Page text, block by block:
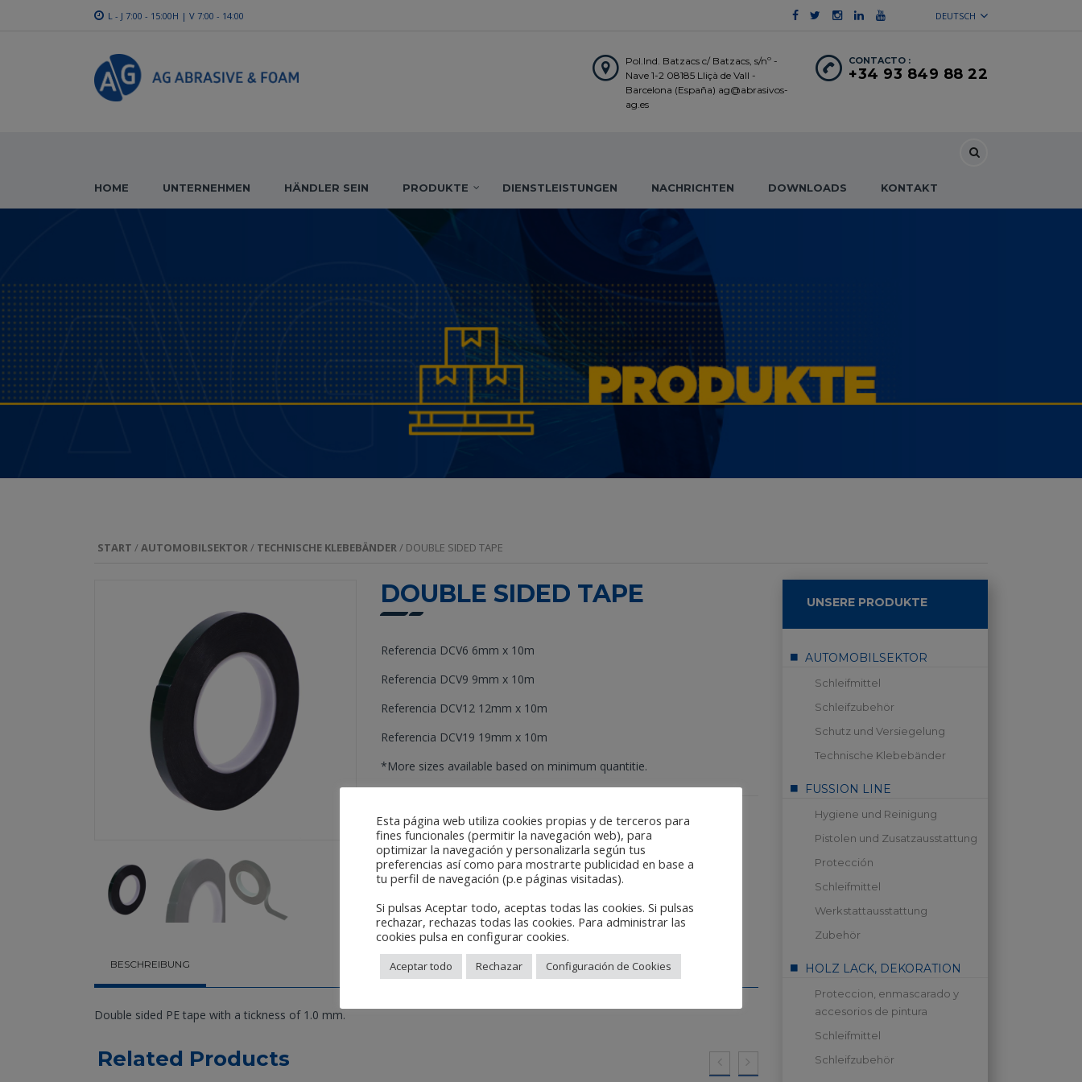
DEUTSCH
L - J 7:00 - 15:00H | V 7:00 - 14:00
CONTACTO :
+34 93 849 88 22
Pol.Ind. Batzacs c/ Batzacs, s/nº -
Nave 1-2 08185 Lliçà de Vall -
Barcelona (España) ag@abrasivos-
ag.es
HOME UNTERNEHMEN HÄNDLER SEIN PRODUKTE DIENSTLEISTUNGEN NACHRICHTEN DOWNLOADS KONTAKT
START /AUTOMOBILSEKTOR/ TECHNISCHE KLEBEBÄNDER/ DOUBLE SIDED TAPE
DOUBLE SIDED TAPE
Referencia DCV6 6mm x 10m
Referencia DCV9 9mm x 10m
Referencia DCV12 12mm x 10m
Referencia DCV19 19mm x 10m
*More sizes available based on minimum quantitie.
Kategorien: Automobilsektor , Technische Klebebänder
BESCHREIBUNG
Double sided PE tape with a tickness of 1.0 mm.
Related Products
UNSERE PRODUKTE
AUTOMOBILSEKTOR
Schleifmittel
Schleifzubehör
Schutz und Versiegelung
Technische Klebebänder
FUSSION LINE
Hygiene und Reinigung
Pistolen und Zusatzausstattung
Protección
Schleifmittel
Werkstattausstattung
Zubehör
HOLZ LACK, DEKORATION
Proteccion, enmascarado y
accesorios de pintura
Schleifmittel
Schleifzubehör
Esta página web utiliza cookies propias y de terceros para
fines funcionales (permitir la navegación web), para
optimizar la navegación y personalizarla según tus
preferencias así como para mostrarte publicidad en base a
tu perfil de navegación (p.e páginas visitadas).
Si pulsas Aceptar todo, aceptas todas las cookies. Si pulsas
rechazar, rechazas todas las cookies. Para administrar las
cookies pulsa en configurar cookies.
Aceptar todo Rechazar Configuración de Cookies